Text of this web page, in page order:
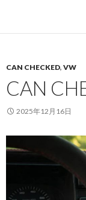
CAN CHECKED, VW
CAN
2025年12月16日